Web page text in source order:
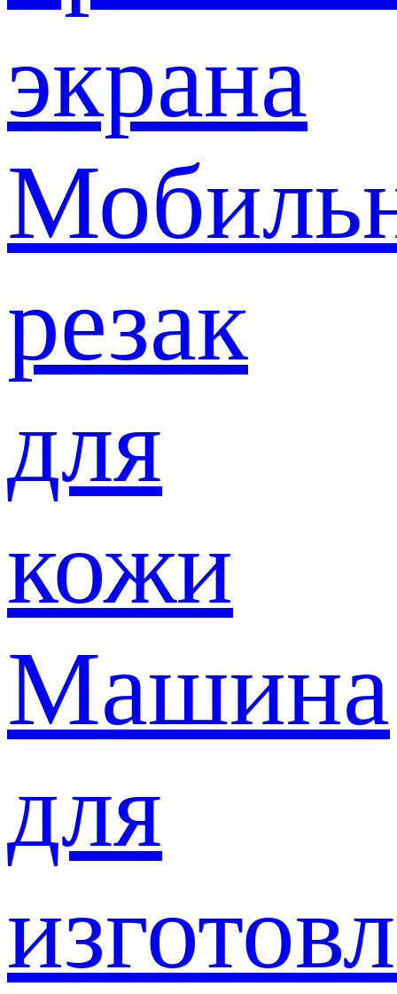
экрана
резак
для
кожи
Машина
для